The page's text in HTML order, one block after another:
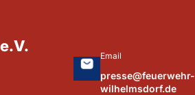
Email
presse@feuerwehr-
wilhelmsdorf.de